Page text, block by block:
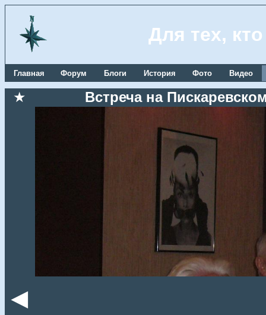
Для тех,
Главная Форум Блоги История Фото Видео
★ Встреча на
◄